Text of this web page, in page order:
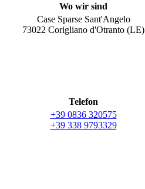
Wo wir sind
Case Sparse Sant'Angelo
73022 Corigliano d'Otranto (LE)
Telefon
+39 0836 320575
+39 338 9793329